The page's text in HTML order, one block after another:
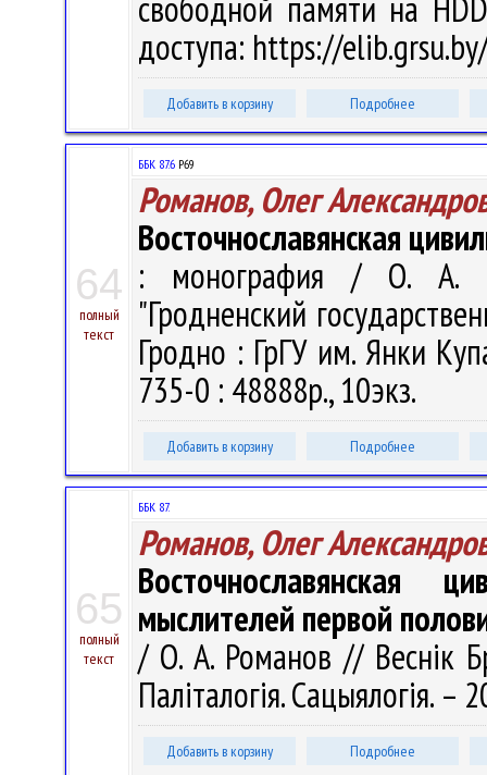
доступа: https://
Добавить в корзину Подробнее
64
полный
текст
ББК 87.6 Р69
Романов, Олег
Восточнославянская
: монография / О. А.
"Гродненский
Гродно : ГрГУ им. Янки
735-0 : 48888р., 10экз.
Добавить в корзину Подробнее
65
полный
текст
ББК 87.
Романов, Олег
Восточнославянская
мыслителей первой
/ О. А. Романов // Веснік
Паліталогія. Сацыялогія.
Добавить в корзину Подробнее